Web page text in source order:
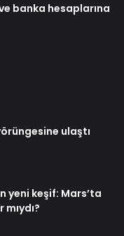
banka hesaplarına
ulaştı
yeni keşif: Mars’ta